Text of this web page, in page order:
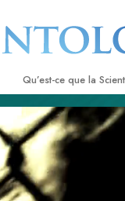
Qu’est-ce que la
Croyances et pratiques
Credos et Codes de
Les scientologues et la